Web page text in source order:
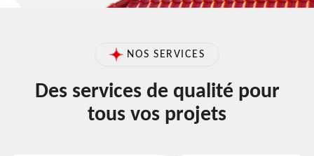
NOS SERVICES
Des services de qualité pour
tous vos projets